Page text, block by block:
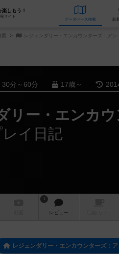
しもう！
サイト
データベース 検索
レジェンダリー・エンカウンターズ：ア
30分～60分 17歳～
リー・エンカ
イ日記
1
レビュー
レジェンダリー・エンカウンターズ：